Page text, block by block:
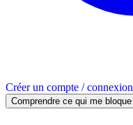
Créer un compte / connexion
Comprendre ce qui me bloque